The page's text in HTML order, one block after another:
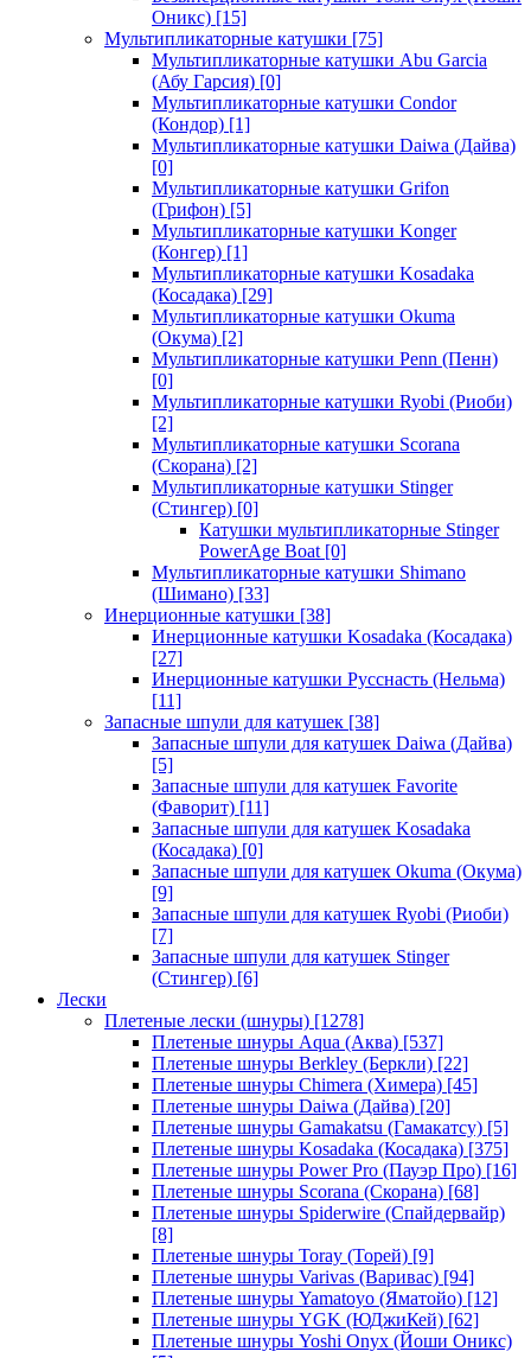
Оникс) [15]
Мультипликаторные катушки [75]
Мультипликаторные катушки Abu Garcia
(Абу Гарсия) [0]
Мультипликаторные катушки Condor
(Кондор) [1]
Мультипликаторные катушки Daiwa (Дайва)
[0]
Мультипликаторные катушки Grifon
(Грифон) [5]
Мультипликаторные катушки Konger
(Конгер) [1]
Мультипликаторные катушки Kosadaka
(Косадака) [29]
Мультипликаторные катушки Okuma
(Окума) [2]
Мультипликаторные катушки Penn (Пенн)
[0]
Мультипликаторные катушки Ryobi (Риоби)
[2]
Мультипликаторные катушки Scorana
(Скорана) [2]
Мультипликаторные катушки Stinger
(Стингер) [0]
Катушки мультипликаторные Stinger
PowerAge Boat [0]
Мультипликаторные катушки Shimano
(Шимано) [33]
Инерционные катушки [38]
Инерционные катушки Kosadaka (Косадака)
[27]
Инерционные катушки Русснасть (Нельма)
[11]
Запасные шпули для катушек [38]
Запасные шпули для катушек Daiwa (Дайва)
[5]
Запасные шпули для катушек Favorite
(Фаворит) [11]
Запасные шпули для катушек Kosadaka
(Косадака) [0]
Запасные шпули для катушек Okuma (Окума)
[9]
Запасные шпули для катушек Ryobi (Риоби)
[7]
Запасные шпули для катушек Stinger
(Стингер) [6]
Лески
Плетеные лески (шнуры) [1278]
Плетеные шнуры Aqua (Аква) [537]
Плетеные шнуры Berkley (Беркли) [22]
Плетеные шнуры Chimera (Химера) [45]
Плетеные шнуры Daiwa (Дайва) [20]
Плетеные шнуры Gamakatsu (Гамакатсу) [5]
Плетеные шнуры Kosadaka (Косадака) [375]
Плетеные шнуры Power Pro (Пауэр Про) [16]
Плетеные шнуры Scorana (Скорана) [68]
Плетеные шнуры Spiderwire (Спайдервайр)
[8]
Плетеные шнуры Toray (Торей) [9]
Плетеные шнуры Varivas (Варивас) [94]
Плетеные шнуры Yamatoyo (Яматойо) [12]
Плетеные шнуры YGK (ЮДжиКей) [62]
Плетеные шнуры Yoshi Onyx (Йоши Оникс)